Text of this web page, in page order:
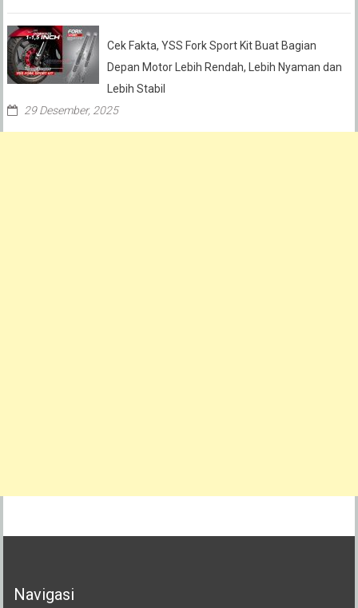
Cek Fakta, YSS Fork Sport Kit Buat Bagian
Depan Motor Lebih Rendah, Lebih Nyaman dan
Lebih Stabil
29 Desember, 2025
Navigasi